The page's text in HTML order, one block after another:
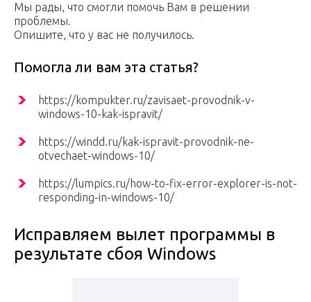
Мы рады, что смогли помочь Вам в решении
проблемы.
Опишите, что у вас не получилось.
Помогла ли вам эта статья?
https://kompukter.ru/zavisaet-provodnik-v-
windows-10-kak-ispravit/
https://windd.ru/kak-ispravit-provodnik-ne-
otvechaet-windows-10/
https://lumpics.ru/how-to-fix-error-explorer-is-not-
responding-in-windows-10/
Исправляем вылет программы в
результате сбоя Windows